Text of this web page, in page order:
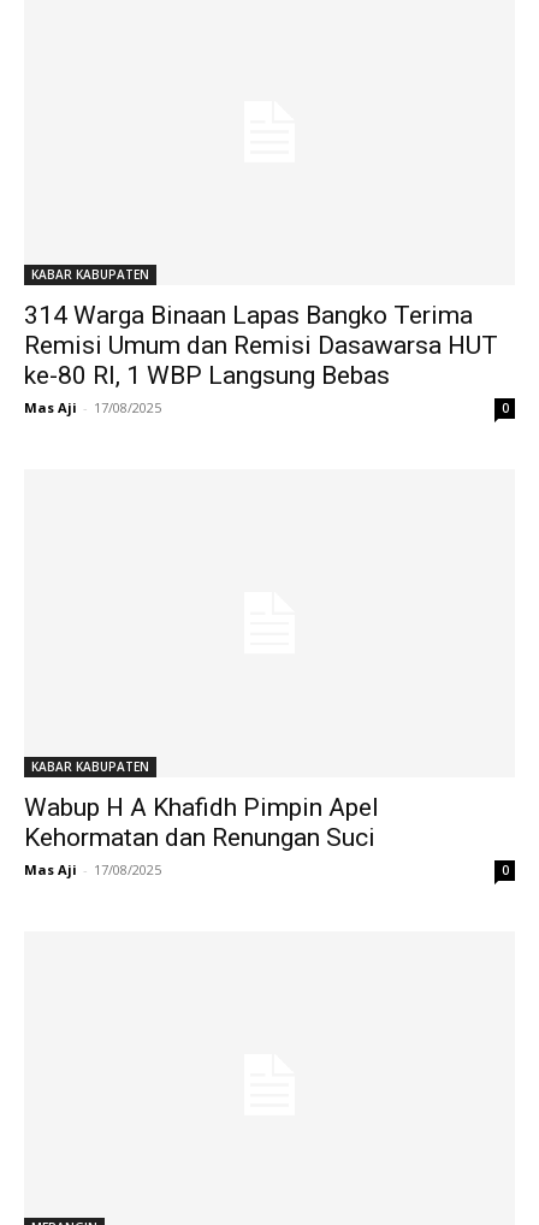
KABAR KABUPATEN
314 Warga Binaan Lapas Bangko Terima
Remisi Umum dan Remisi Dasawarsa HUT
ke-80 RI, 1 WBP Langsung Bebas
Mas Aji - 17/08/2025 0
KABAR KABUPATEN
Wabup H A Khafidh Pimpin Apel
Kehormatan dan Renungan Suci
Mas Aji - 17/08/2025 0